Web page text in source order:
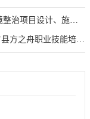
设计、施工总承包招
之舟职业技能培训学